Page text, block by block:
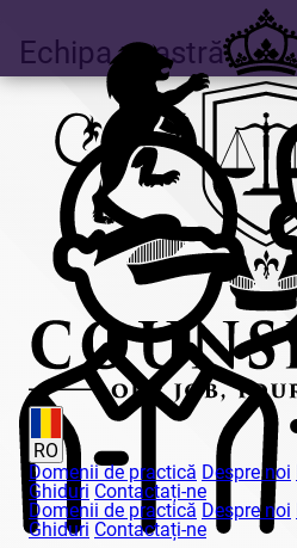
RO
Domenii de practică Despre noi
Ghiduri Contactați-ne
Domenii de practică Despre noi
Ghiduri Contactați-ne
Echipa noastră